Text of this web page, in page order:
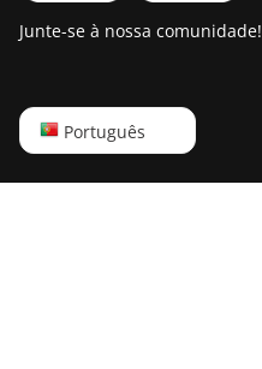
Junte-se à nossa comunidade!
Português
English